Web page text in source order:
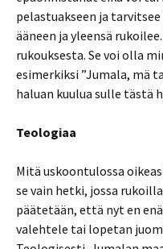
pelastuakseen ja
ääneen ja yleensä
rukouksesta. Se voi olla
esimerkiksi ”Jumala, mä
haluan kuulua sulle tästä
Teologiaa
Mitä uskoontulossa
se vain hetki, jossa
päätetään, että nyt en
valehtele tai lopetan